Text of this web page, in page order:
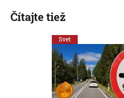
Čítajte tiež
Svet